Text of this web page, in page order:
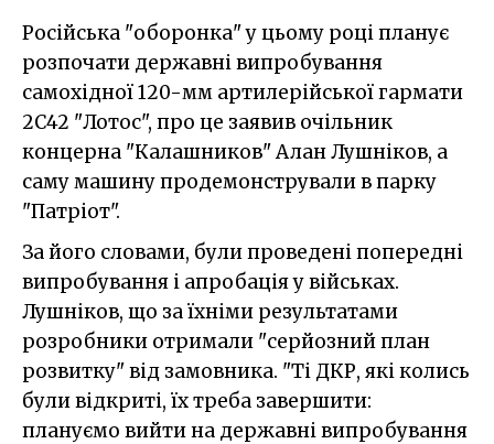
Російська "оборонка" у цьому році планує
розпочати державні випробування
самохідної 120-мм артилерійської гармати
2С42 "Лотос", про це заявив очільник
концерна "Калашников" Алан Лушніков, а
саму машину продемонстрували в парку
"Патріот".
За його словами, були проведені попередні
випробування і апробація у військах.
Лушніков, що за їхніми результатами
розробники отримали "серйозний план
розвитку" від замовника. "Ті ДКР, які колись
були відкриті, їх треба завершити:
плануємо вийти на державні випробування